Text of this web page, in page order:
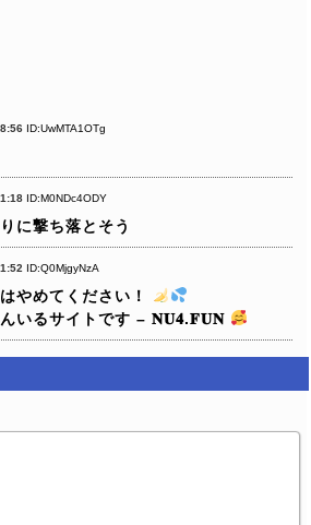
ID:UwMTA1OTg
ID:M0NDc4ODY
に撃ち落とそう
ID:Q0MjgyNzA
やめてください！
んいるサイトです – 𝐍𝐔𝟒.𝐅𝐔𝐍